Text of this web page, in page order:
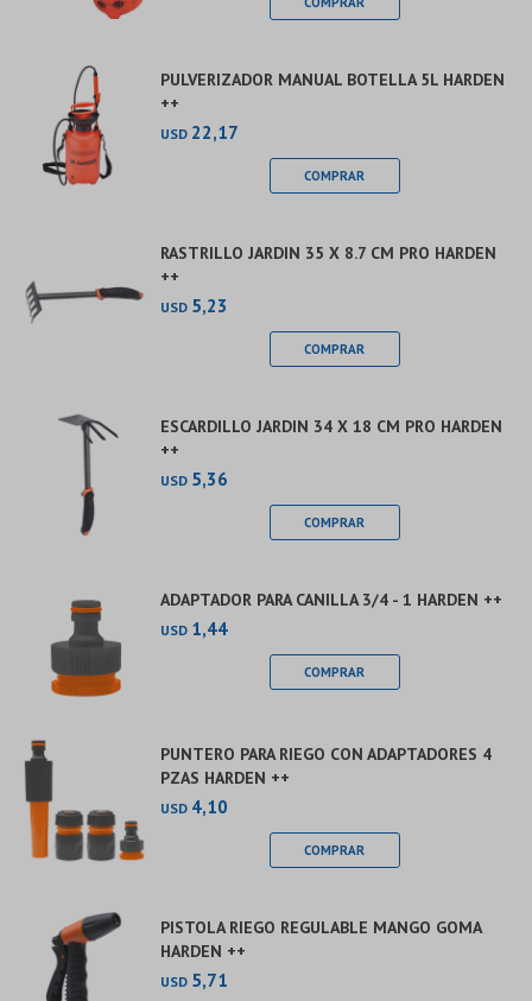
PULVERIZADOR MANUAL BOTELLA 5L HARDEN
++
USD 22,17
RASTRILLO JARDIN 35 X 8.7 CM PRO HARDEN
++
USD 5,23
ESCARDILLO JARDIN 34 X 18 CM PRO HARDEN
++
USD 5,36
ADAPTADOR PARA CANILLA 3/4 - 1 HARDEN ++
USD 1,44
PUNTERO PARA RIEGO CON ADAPTADORES 4
PZAS HARDEN ++
USD 4,10
PISTOLA RIEGO REGULABLE MANGO GOMA
HARDEN ++
USD 5,71